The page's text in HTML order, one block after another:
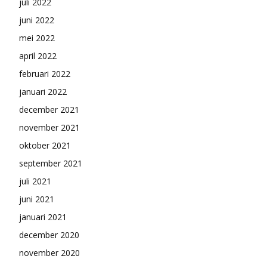
juni 2022
mei 2022
april 2022
februari 2022
januari 2022
december 2021
november 2021
oktober 2021
september 2021
juli 2021
juni 2021
januari 2021
december 2020
november 2020